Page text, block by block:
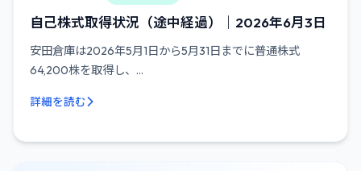
自己株式取得状況（途中経過）｜2026年6月3日
安田倉庫は2026年5月1日から5月31日までに普通株式
64,200株を取得し、...
詳細を読む